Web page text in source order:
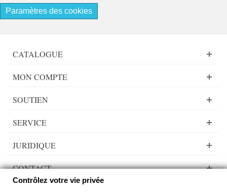
Paramètres des cookies
CATALOGUE
MON COMPTE
SOUTIEN
SERVICE
JURIDIQUE
CONTACT
Contrôlez votre vie privée